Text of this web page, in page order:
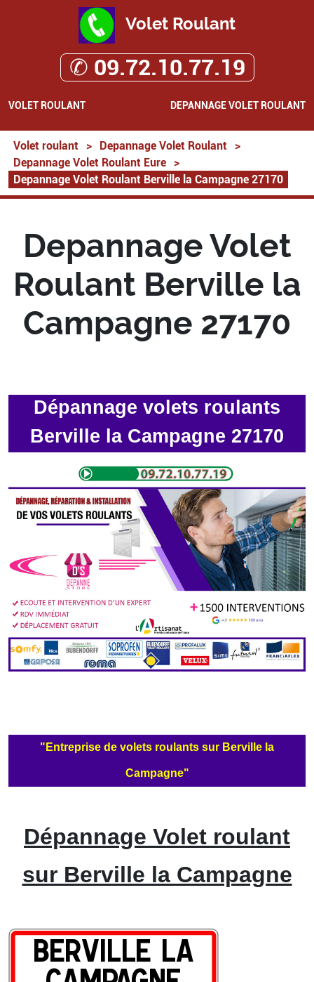
Volet Roulant
✆ 09.72.10.77.19
VOLET ROULANT DEPANNAGE VOLET ROULANT
Volet roulant > Depannage Volet Roulant
>
Depannage Volet Roulant Eure
>
Depannage Volet Roulant Berville la Campagne 27170
Depannage Volet
Roulant Berville la
Campagne 27170
Dépannage volets roulants
Berville la Campagne 27170
"Entreprise de volets roulants sur Berville la
Campagne"
Dépannage Volet roulant
sur Berville la Campagne